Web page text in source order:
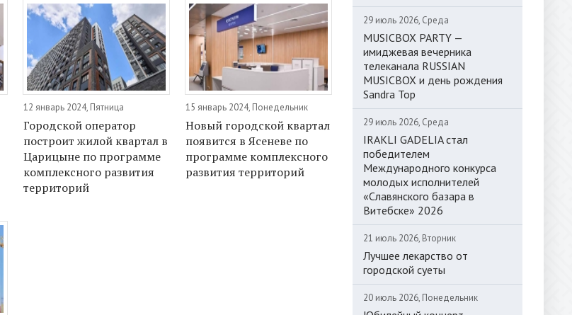
12 январь 2024, Пятница
Городской оператор
построит жилой квартал в
Царицыне по программе
комплексного развития
территорий
15 январь 2024, Понедельник
Новый городской квартал
появится в Ясеневе по
программе комплексного
развития территорий
29 июль 2026, Среда
MUSICBOX PARTY —
имиджевая вечерника
телеканала RUSSIAN
MUSICBOX и день рождения
Sandra Top
29 июль 2026, Среда
IRAKLI GADELIA стал
победителем
Международного конкурса
молодых исполнителей
«Славянского базара в
Витебске» 2026
21 июль 2026, Вторник
Лучшее лекарство от
городской суеты
20 июль 2026, Понедельник